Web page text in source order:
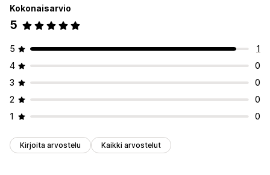
Kokonaisarvio
5
5
1
4
0
3
0
2
0
1
0
Kirjoita arvostelu Kaikki arvostelut